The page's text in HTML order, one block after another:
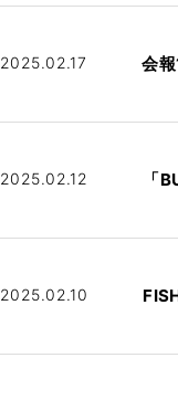
2025.02.17 会
2025.02.12 「
2025.02.10